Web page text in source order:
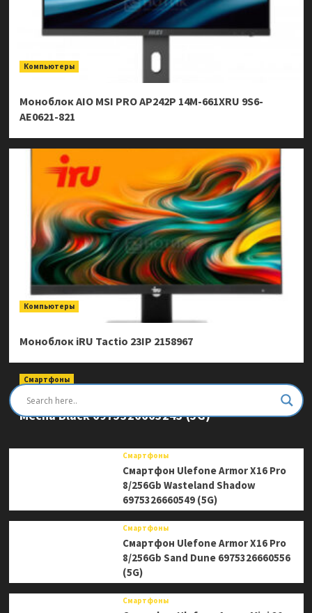
Компьютеры
Моноблок AIO MSI PRO AP242P 14M-661XRU 9S6-
AE0621-821
Компьютеры
Моноблок iRU Tactio 23IP 2158967
Смартфоны
Смартфон Ulefone Armor Mini 20 Pro 8/256Gb
Mecha Black 6975326663243 (5G)
Смартфоны
Смартфон Ulefone Armor X16 Pro
8/256Gb Wasteland Shadow
6975326660549 (5G)
Смартфоны
Смартфон Ulefone Armor X16 Pro
8/256Gb Sand Dune 6975326660556
(5G)
Смартфоны